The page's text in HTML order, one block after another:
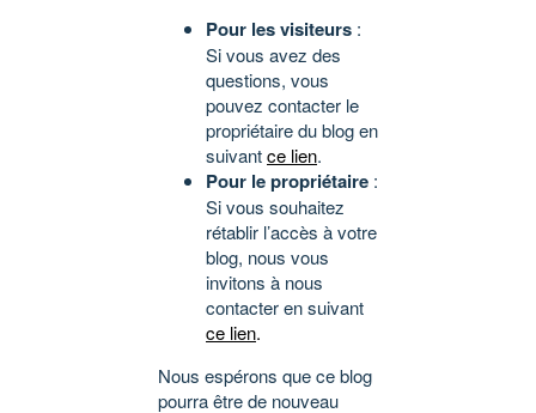
Pour les visiteurs :
Si vous avez des
questions, vous
pouvez contacter le
propriétaire du blog en
suivantce lien.
Pour le propriétaire :
Si vous souhaitez
rétablir l’accès à votre
blog, nous vous
invitons à nous
contacter en suivant
ce lien.
Nous espérons que ce blog
pourra être de nouveau